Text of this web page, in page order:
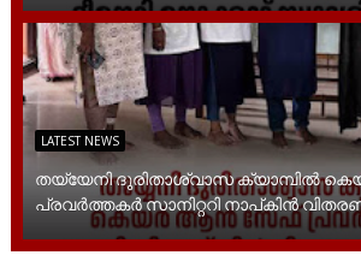
LATEST NEWS
തയ്യേനി ദുരിതാശ്വാസ ക്യാമ്പിൽ
പ്രവർത്തകർ സാനിറ്ററി നാപ്കിൻ